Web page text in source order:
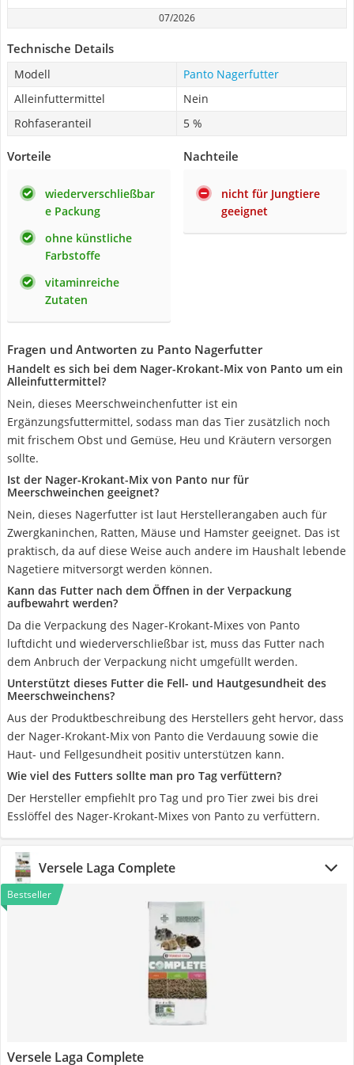
07/2026
Technische Details
Modell
Panto Nagerfutter
Alleinfuttermittel
Nein
Rohfaseranteil
5 %
Vorteile
wiederverschließbar
e Packung
ohne künstliche
Farbstoffe
vitaminreiche
Zutaten
Nachteile
nicht für Jungtiere
geeignet
Fragen und Antworten zu Panto Nagerfutter
Handelt es sich bei dem Nager-Krokant-Mix von Panto um ein
Alleinfuttermittel?
Nein, dieses Meerschweinchenfutter ist ein
Ergänzungsfuttermittel, sodass man das Tier zusätzlich noch
mit frischem Obst und Gemüse, Heu und Kräutern versorgen
sollte.
Ist der Nager-Krokant-Mix von Panto nur für
Meerschweinchen geeignet?
Nein, dieses Nagerfutter ist laut Herstellerangaben auch für
Zwergkaninchen, Ratten, Mäuse und Hamster geeignet. Das ist
praktisch, da auf diese Weise auch andere im Haushalt lebende
Nagetiere mitversorgt werden können.
Kann das Futter nach dem Öffnen in der Verpackung
aufbewahrt werden?
Da die Verpackung des Nager-Krokant-Mixes von Panto
luftdicht und wiederverschließbar ist, muss das Futter nach
dem Anbruch der Verpackung nicht umgefüllt werden.
Unterstützt dieses Futter die Fell- und Hautgesundheit des
Meerschweinchens?
Aus der Produktbeschreibung des Herstellers geht hervor, dass
der Nager-Krokant-Mix von Panto die Verdauung sowie die
Haut- und Fellgesundheit positiv unterstützen kann.
Wie viel des Futters sollte man pro Tag verfüttern?
Der Hersteller empfiehlt pro Tag und pro Tier zwei bis drei
Esslöffel des Nager-Krokant-Mixes von Panto zu verfüttern.
Versele Laga Complete
Bestseller
Versele Laga Complete